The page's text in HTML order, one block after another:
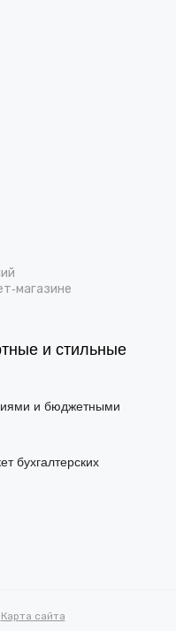
и стильные
и бюджетными
бухгалтерских
Карта сайта